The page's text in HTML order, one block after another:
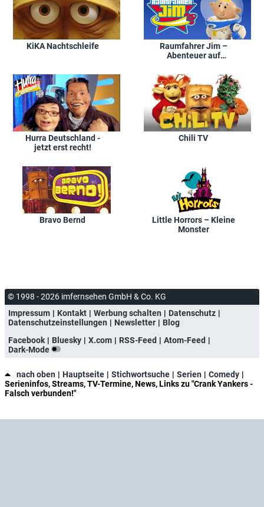
KiKA Nachtschleife
Raumfahrer Jim –
Abenteuer auf
Hurra Deutschland -
jetzt erst recht!
Chili TV
Bravo Bernd
Little Horrors – Kleine
Monster
© 1998 - 2026 imfernsehen GmbH & Co. KG
Impressum
Kontakt Werbung schalten
Datenschutz
Datenschutzeinstellungen
Newsletter
Blog
Facebook
Bluesky X.com RSS-Feed
Atom-Feed
Dark-Mode
nach oben Hauptseite Stichwortsuche Serien
Comedy
Serieninfos, Streams, TV-Termine, News, Links zu "Crank Yankers -
Falsch verbunden!"